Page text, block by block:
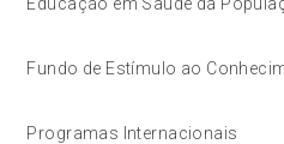
Fundo de Estímulo ao
Programas Internacionais